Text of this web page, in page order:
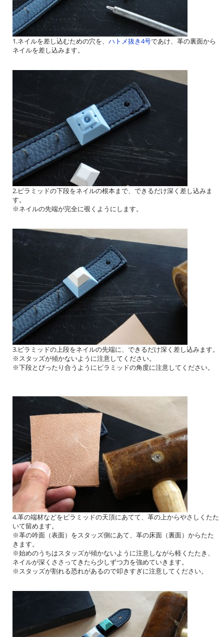
1.ネイルを差し込むための穴を、 ハトメ抜き4号であけ、革の裏面から
ネイルを差し込みます。
2.ピラミッドの下段をネイルの根本まで、できるだけ深く差し込みま
す。
※ネイルの先端が完全に覗くようにします。
3.ピラミッドの上段をネイルの先端に、できるだけ深く差し込みます。
※スタッズが傾かないように注意してください。
※下段とぴったり合うようにピラミッドの角度に注意してください。
4.革の端材などをピラミッドの天頂にあてて、革の上からやさしくたた
いて留めます。
※革の吟面（表面）をスタッズ側にあて、革の床面（裏面）からたた
きます。
※始めのうちはスタッズが傾かないように注意しながら軽くたたき、
ネイルが深くささってきたら少しずつ力を強めていきます。
※スタッズが割れる恐れがあるので叩きすぎに注意してください。